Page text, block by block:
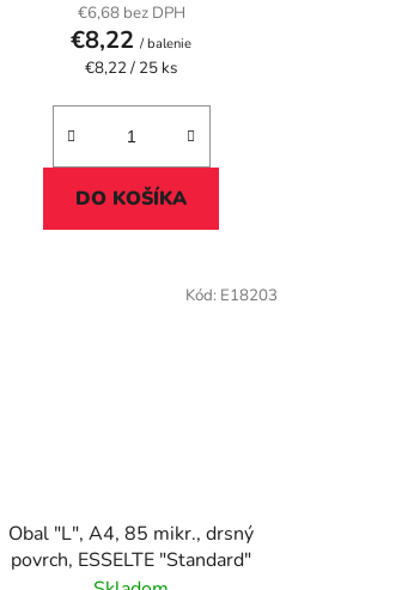
€6,68 bez DPH
€8,22/ balenie
Jednotková
€8,22 / 25 ks
DO KOŠÍKA
Obal "L", A4, 85 mikr., drsný
povrch, ESSELTE "Standard"
Kód: E18203